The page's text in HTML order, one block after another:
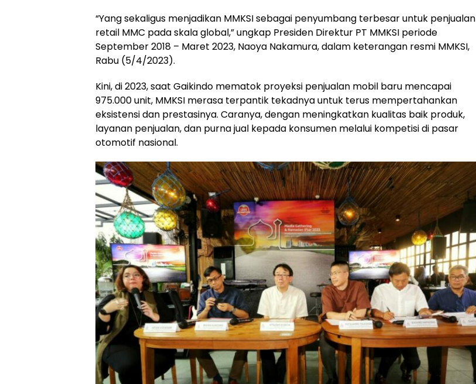
“Yang sekaligus menjadikan MMKSI sebagai penyumbang terbesar untuk penjualan
retail MMC pada skala global,” ungkap Presiden Direktur PT MMKSI periode
September 2018 – Maret 2023, Naoya Nakamura, dalam keterangan resmi MMKSI,
Rabu (5/4/2023).
Kini, di 2023, saat Gaikindo mematok proyeksi penjualan mobil baru mencapai
975.000 unit, MMKSI merasa terpantik tekadnya untuk terus mempertahankan
eksistensi dan prestasinya. Caranya, dengan meningkatkan kualitas baik produk,
layanan penjualan, dan purna jual kepada konsumen melalui kompetisi di pasar
otomotif nasional.